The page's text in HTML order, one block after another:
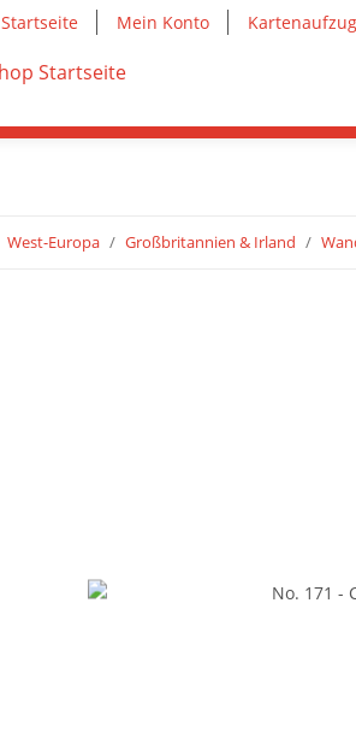
Startseite Mein Konto Kartenaufzug
West-Europa Großbritannien & Irland